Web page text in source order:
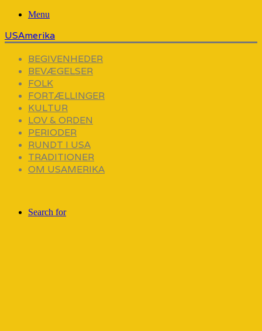
Menu
USAmerika
BEGIVENHEDER
BEVÆGELSER
FOLK
FORTÆLLINGER
KULTUR
LOV & ORDEN
PERIODER
RUNDT I USA
TRADITIONER
OM USAMERIKA
Search for